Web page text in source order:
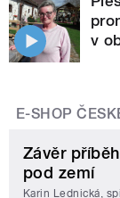
v
E-SHOP
Závěr
pod zemí
Karin Lednická,